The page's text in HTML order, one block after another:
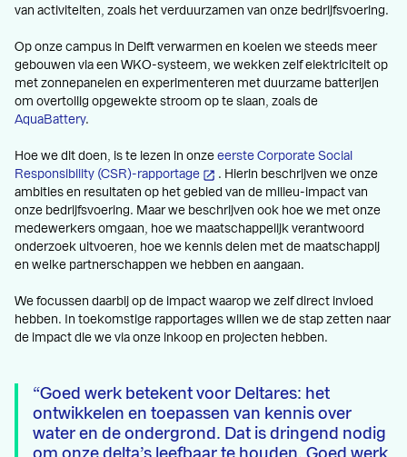
van activiteiten, zoals het verduurzamen van onze bedrijfsvoering.
Op onze campus in Delft verwarmen en koelen we steeds meer
gebouwen via een WKO-systeem, we wekken zelf elektriciteit op
met zonnepanelen en experimenteren met duurzame batterijen
om overtollig opgewekte stroom op te slaan, zoals de
AquaBattery.
Hoe we dit doen, is te lezen in onze eerste Corporate Social
Responsibility (CSR)-rapportage
. Hierin beschrijven we onze
ambities en resultaten op het gebied van de milieu-impact van
onze bedrijfsvoering. Maar we beschrijven ook hoe we met onze
medewerkers omgaan, hoe we maatschappelijk verantwoord
onderzoek uitvoeren, hoe we kennis delen met de maatschappij
en welke partnerschappen we hebben en aangaan.
We focussen daarbij op de impact waarop we zelf direct invloed
hebben. In toekomstige rapportages willen we de stap zetten naar
de impact die we via onze inkoop en projecten hebben.
Goed werk betekent voor Deltares: het
ontwikkelen en toepassen van kennis over
water en de ondergrond. Dat is dringend nodig
om onze delta’s leefbaar te houden. Goed werk